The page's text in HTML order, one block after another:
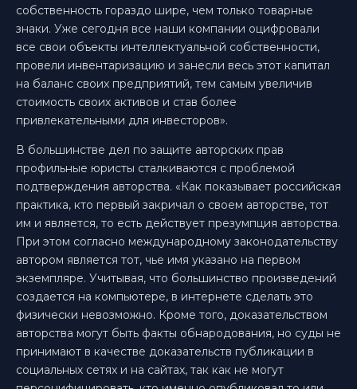
собственность гораздо шире, чем только товарные
знаки. Уже сегодня все наши компании оцифровали
все свои объекты интеллектуальной собственности,
провели инвентаризацию и занесли весь этот капитал
на баланс своих предприятий, тем самым увеличив
стоимость своих активов и став более
привлекательными для инвесторов».
В большинстве дел по защите авторских прав
профильные юристы сталкиваются с проблемой
подтверждения авторства. «Как показывает российская
практика, кто первый закричал о своем авторстве, тот
им и является, то есть действует презумпция авторства.
При этом согласно международному законодательству
автором является тот, чье имя указано на первом
экземпляре. Учитывая, что большинство произведений
создается на компьютере, в интернете сделать это
физически невозможно. Кроме того, доказательством
авторства могут быть факты обнародования, но суды не
принимают в качестве доказательств публикации в
социальных сетях и на сайтах, так как не могут